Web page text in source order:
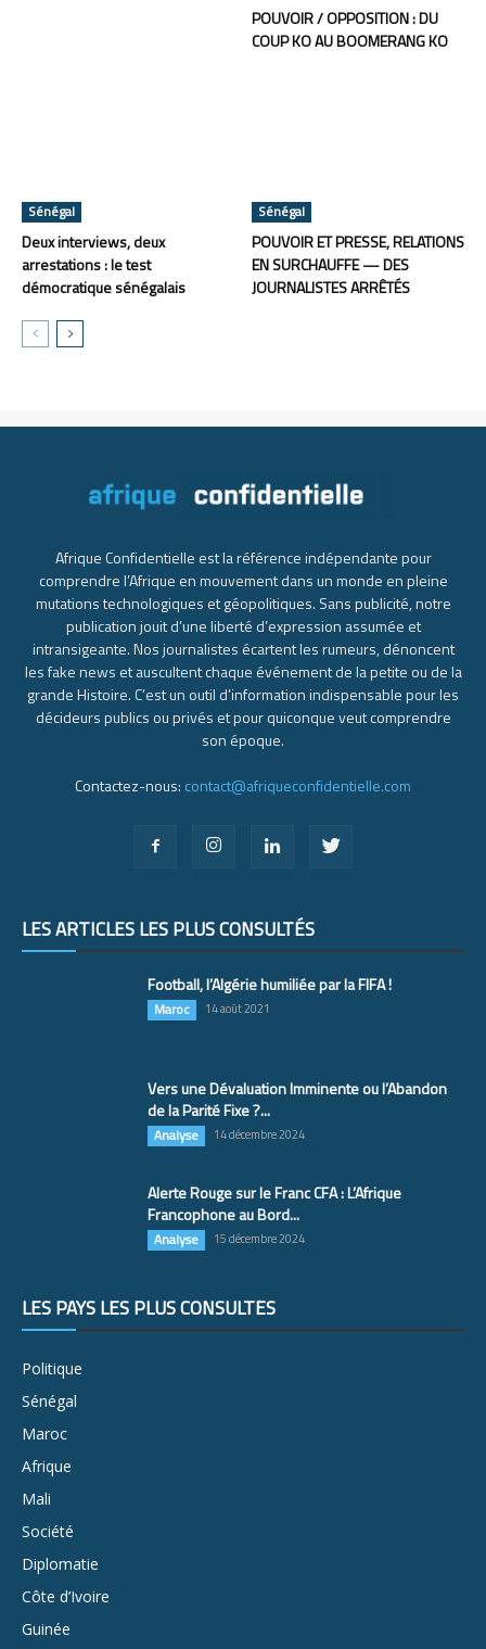
POUVOIR / OPPOSITION : DU
COUP KO AU BOOMERANG KO
Sénégal
Deux interviews, deux
arrestations : le test
démocratique sénégalais
Sénégal
POUVOIR ET PRESSE, RELATIONS
EN SURCHAUFFE — DES
JOURNALISTES ARRÊTÉS
Afrique Confidentielle est la référence indépendante pour
comprendre l’Afrique en mouvement dans un monde en pleine
mutations technologiques et géopolitiques. Sans publicité, notre
publication jouit d’une liberté d’expression assumée et
intransigeante. Nos journalistes écartent les rumeurs, dénoncent
les fake news et auscultent chaque événement de la petite ou de la
grande Histoire. C’est un outil d’information indispensable pour les
décideurs publics ou privés et pour quiconque veut comprendre
son époque.
Contactez-nous: contact@afriqueconfidentielle.com
LES ARTICLES LES PLUS CONSULTÉS
Football, l’Algérie humiliée par la FIFA !
Maroc 14 août 2021
Vers une Dévaluation Imminente ou l’Abandon
de la Parité Fixe ?...
Analyse 14 décembre 2024
Alerte Rouge sur le Franc CFA : L’Afrique
Francophone au Bord...
Analyse 15 décembre 2024
LES PAYS LES PLUS CONSULTÉS
Politique
Sénégal
Maroc
Afrique
Mali
Société
Diplomatie
Côte d’Ivoire
Guinée